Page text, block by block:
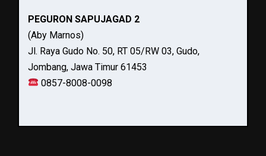
PEGURON SAPUJAGAD 2
(Aby Marnos)
Jl. Raya Gudo No. 50, RT 05/RW 03, Gudo,
Jombang, Jawa Timur 61453
0857-8008-0098